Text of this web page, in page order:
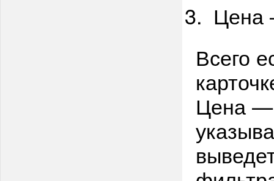
Цена
Всего
Цена —